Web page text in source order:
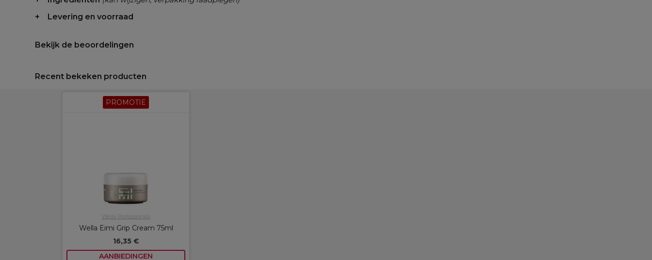
Levering en voorraad
Bekijk de beoordelingen
Recent bekeken producten
PROMOTIE
Wella Professionals
Wella Eimi Grip Cream 75ml
16,35 €
AANBIEDINGEN